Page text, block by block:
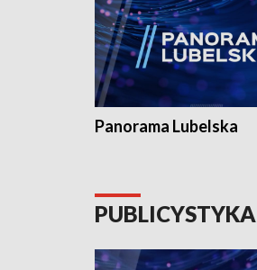
Panorama Lubelska
PUBLICYSTYKA